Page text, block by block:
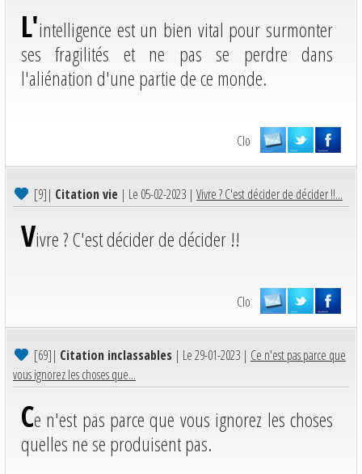
L'intelligence est un bien vital pour surmonter
ses fragilités et ne pas se perdre dans
l'aliénation d'une partie de ce monde.
Clo
[9]| Citation vie | Le 05-02-2023 | Vivre ? C'est décider de décider !!...
Vivre ? C'est décider de décider !!
Clo
[69]| Citation inclassables | Le 29-01-2023 | Ce n'est pas parce que
vous ignorez les choses que...
Ce n'est pas parce que vous ignorez les choses
quelles ne se produisent pas.